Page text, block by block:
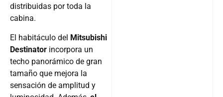
distribuidas por toda la
cabina.
El habitáculo del Mitsubishi
Destinator incorpora un
techo panorámico de gran
tamaño que mejora la
sensación de amplitud y